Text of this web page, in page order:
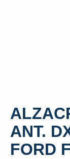
ANT.
FORD